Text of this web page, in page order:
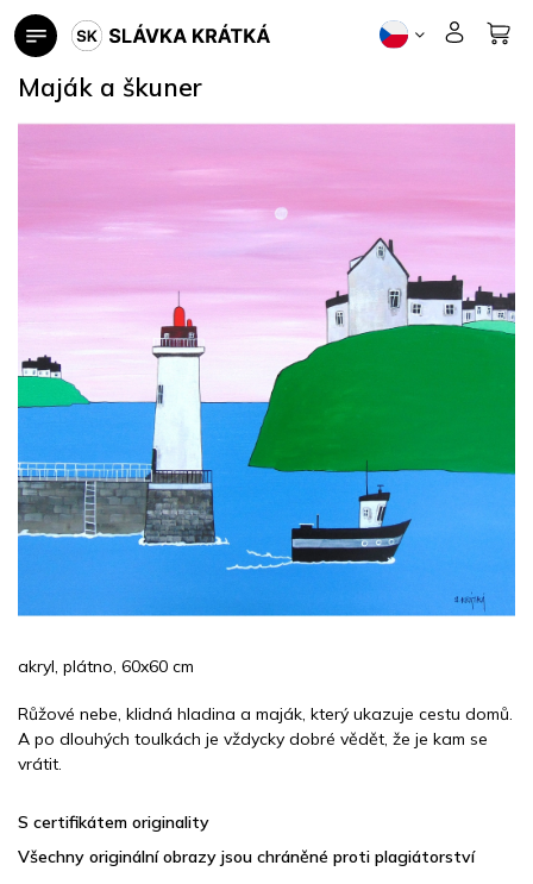
Přejít
na
Maják a škuner
S certifikátem originality
Všechny originální obrazy jsou chráněné proti plagiátorství
akryl, plátno, 60x60 cm
Růžové nebe, klidná hladina a maják, který ukazuje cestu domů.
A po dlouhých toulkách je vždycky dobré vědět, že je kam se
vrátit.